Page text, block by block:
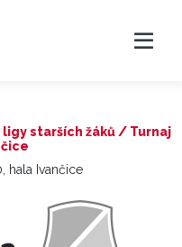
starších žáků / Turnaj
hala Ivančice